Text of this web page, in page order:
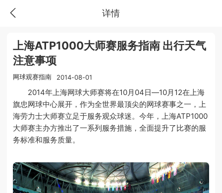
详情
上海ATP1000大师赛服务指南 出行天气
注意事项
网球观赛指南 2014-08-01
2014年上海网球大师赛将在10月04日—10月12在上海
旗忠网球中心展开，作为全世界最顶尖的网球赛事之一，上
海劳力士大师赛立足于服务观众球迷。今年，上海ATP1000
大师赛主办方推出了一系列服务措施，全面提升了比赛的服
务标准和服务质量。